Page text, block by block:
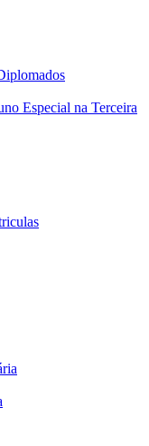
Especial na Terceira